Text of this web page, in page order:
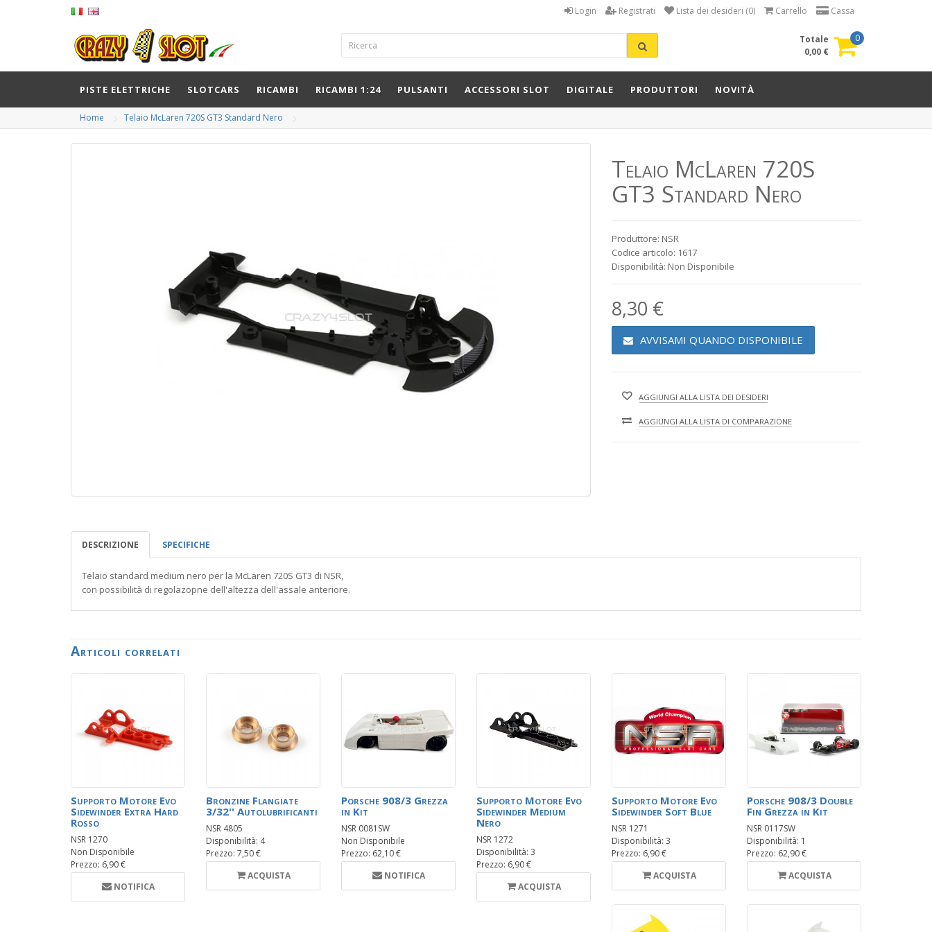
Login Registrati Lista dei desideri (0) Carrello Cassa
0
Totale
0,00 €
PISTE ELETTRICHE SLOTCARS RICAMBI RICAMBI 1:24 PULSANTI ACCESSORI SLOT DIGITALE PRODUTTORI NOVITÀ
Home Telaio McLaren 720S GT3 Standard Nero
Telaio McLaren 720S
GT3 Standard Nero
Produttore: NSR
Codice articolo: 1617
Disponibilità: Non Disponibile
8,30 €
AVVISAMI QUANDO DISPONIBILE
AGGIUNGI ALLA LISTA DEI DESIDERI
AGGIUNGI ALLA LISTA DI COMPARAZIONE
DESCRIZIONE SPECIFICHE
Telaio standard medium nero per la McLaren 720S GT3 di NSR,
con possibilità di regolazopne dell'altezza dell'assale anteriore.
Articoli correlati
Supporto Motore Evo
Sidewinder Extra Hard
Rosso
NSR 1270
Non Disponibile
Prezzo: 6,90 €
NOTIFICA
Bronzine Flangiate
3/32'' Autolubrificanti
NSR 4805
Disponibilità: 4
Prezzo: 7,50 €
ACQUISTA
Porsche 908/3 Grezza
in Kit
NSR 0081SW
Non Disponibile
Prezzo: 62,10 €
NOTIFICA
Supporto Motore Evo
Sidewinder Medium
Nero
NSR 1272
Disponibilità: 3
Prezzo: 6,90 €
ACQUISTA
Supporto Motore Evo
Sidewinder Soft Blue
NSR 1271
Disponibilità: 3
Prezzo: 6,90 €
ACQUISTA
Porsche 908/3 Double
Fin Grezza in Kit
NSR 0117SW
Disponibilità: 1
Prezzo: 62,90 €
ACQUISTA